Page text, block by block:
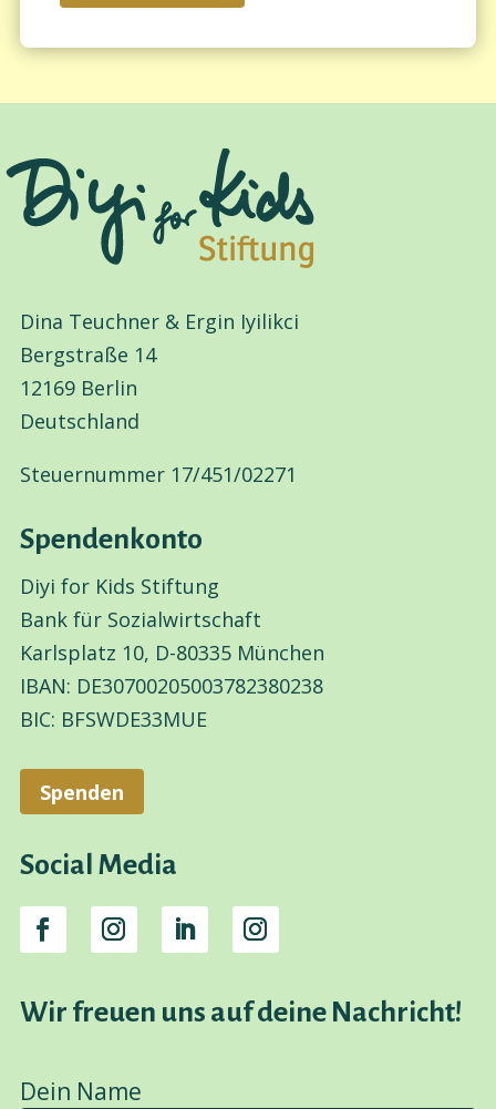
Dina Teuchner & Ergin Iyilikci
Bergstraße 14
12169 Berlin
Deutschland
Steuernummer 17/451/02271
Spendenkonto
Diyi for Kids Stiftung
Bank für Sozialwirtschaft
Karlsplatz 10, D-80335 München
IBAN: DE30700205003782380238
BIC: BFSWDE33MUE
Spenden
Social Media
Wir freuen uns auf deine Nachricht!
Dein Name